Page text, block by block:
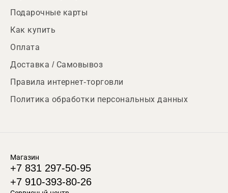
Подарочные карты
Как купить
Оплата
Доставка / Самовывоз
Правила интернет-торговли
Политика обработки персональных данных
Магазин
+7 831 297-50-95
+7 910-393-80-26